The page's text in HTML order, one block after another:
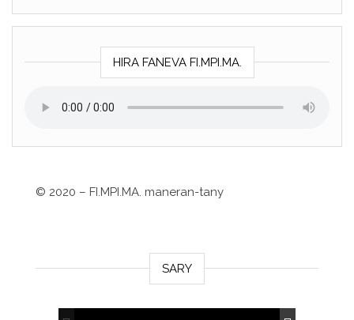
HIRA FANEVA FI.MPI.MA.
© 2020 – FI.MPI.MA. maneran-tany
SARY